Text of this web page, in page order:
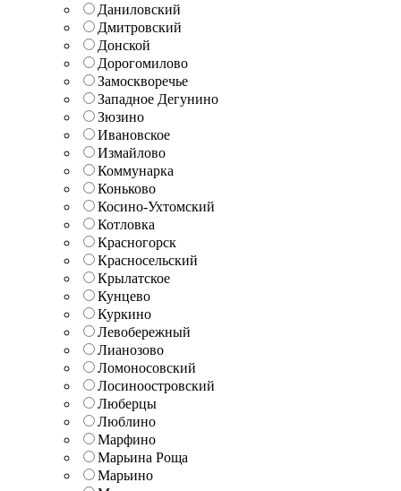
Даниловский
Дмитровский
Донской
Дорогомилово
Замоскворечье
Западное Дегунино
Зюзино
Ивановское
Измайлово
Коммунарка
Коньково
Косино-Ухтомский
Котловка
Красногорск
Красносельский
Крылатское
Кунцево
Куркино
Левобережный
Лианозово
Ломоносовский
Лосиноостровский
Люберцы
Люблино
Марфино
Марьина Роща
Марьино